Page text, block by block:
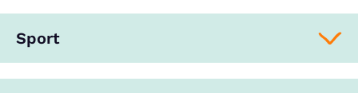
Sport